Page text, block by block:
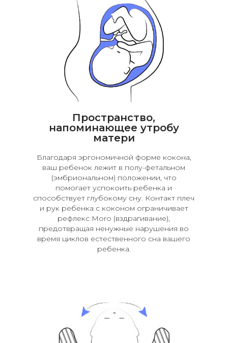
Пространство,
напоминающее утробу
матери
Благодаря эргономичной форме кокона,
ваш ребенок лежит в полу-фетальном
(эмбриональном) положении, что
помогает успокоить ребенка и
способствует глубокому сну. Контакт плеч
и рук ребенка с коконом ограничивает
рефлекс Moro (вздрагивание),
предотвращая ненужные нарушения во
время циклов естественного сна вашего
ребенка.